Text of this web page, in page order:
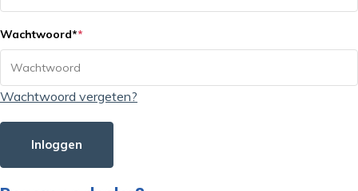
Wachtwoord**
Wachtwoord vergeten?
Inloggen